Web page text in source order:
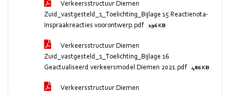
Verkeersstructuur Diemen
Zuid_vastgesteld_1_Toelichting_Bijlage 15 Reactienota-
Inspraakreacties voorontwerp.pdf
196 KB
Verkeersstructuur Diemen
Zuid_vastgesteld_1_Toelichting_Bijlage 16
Geactualiseerd verkeersmodel Diemen 2021.pdf
486 KB
Verkeersstructuur Diemen